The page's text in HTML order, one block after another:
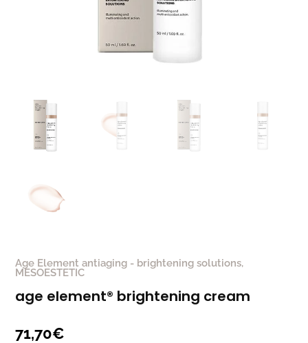
Age Element antiaging - brightening solutions,
MESOESTETIC
age element® brightening cream
71,70€